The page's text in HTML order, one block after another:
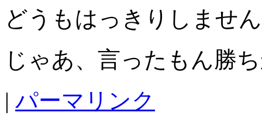
どうもはっきりしませ
じゃあ、言ったもん勝
| パーマリンク